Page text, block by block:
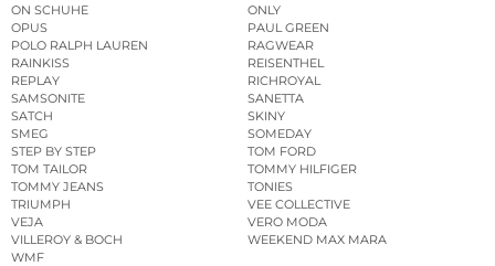
ON SCHUHE
ONLY
OPUS
PAUL GREEN
POLO RALPH LAUREN
RAGWEAR
RAINKISS
REISENTHEL
REPLAY
RICHROYAL
SAMSONITE
SANETTA
SATCH
SKINY
SMEG
SOMEDAY
STEP BY STEP
TOM FORD
TOM TAILOR
TOMMY HILFIGER
TOMMY JEANS
TONIES
TRIUMPH
VEE COLLECTIVE
VEJA
VERO MODA
VILLEROY & BOCH
WEEKEND MAX MARA
WMF